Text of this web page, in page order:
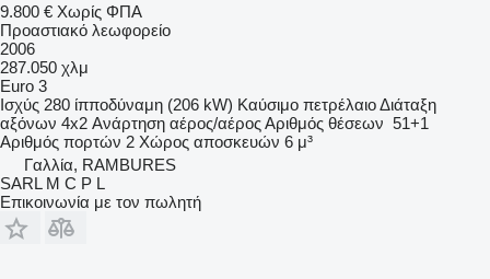
9.800 € Χωρίς ΦΠΑ
Προαστιακό λεωφορείο
2006
287.050 χλμ
Euro 3
Ισχύς 280 ίπποδύναμη (206 kW) Καύσιμο πετρέλαιοΔιάταξη
αξόνων 4x2 Ανάρτηση αέρος/αέροςΑριθμός θέσεων 51+1
Αριθμός πορτών 2 Χώρος αποσκευών 6 μ³
Γαλλία, RAMBURES
SARL M C P L
Επικοινωνία με τον πωλητή